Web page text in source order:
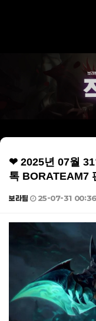
❤ 2025년 07월
톡 BORATEAM7
보라팀 25-07-31 00:36